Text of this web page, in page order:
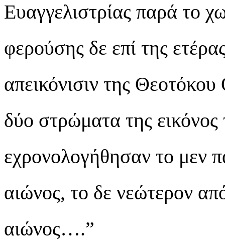
Ευαγγελιστρίας παρά το
φερούσης δε επί της
απεικόνισιν της
δύο στρώματα της
εχρονολογήθησαν το μεν
αιώνος, το δε νεώτερον
αιώνος….”